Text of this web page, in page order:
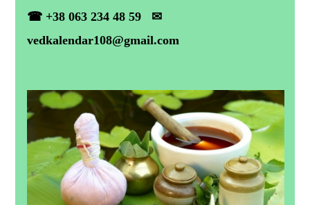
☎ +38 063 234 48 59 ✉
vedkalendar108@gmail.com